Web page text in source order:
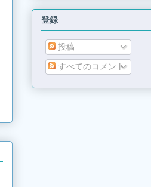
登録
投稿
すべてのコメント